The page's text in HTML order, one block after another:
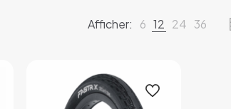
Afficher: 6 12 24 36